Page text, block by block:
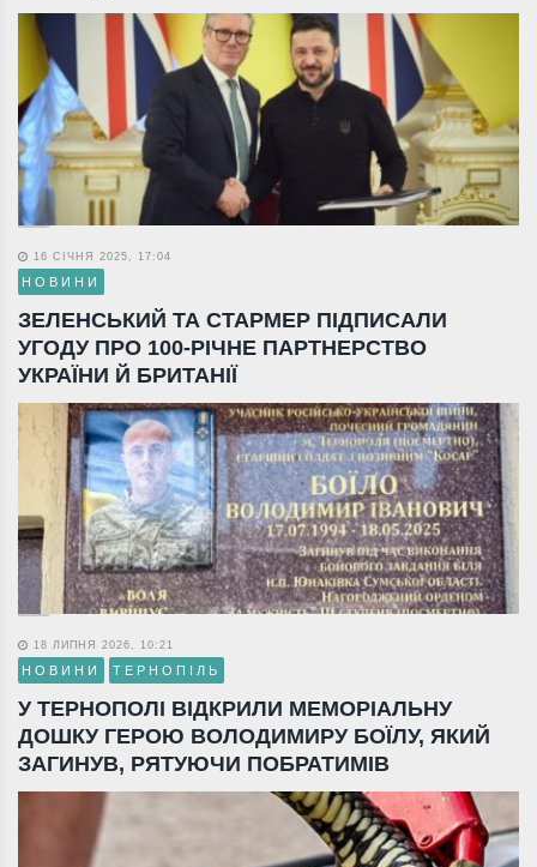
16 СІЧНЯ 2025, 17:04
НОВИНИ
ЗЕЛЕНСЬКИЙ ТА СТАРМЕР ПІДПИСАЛИ
УГОДУ ПРО 100-РІЧНЕ ПАРТНЕРСТВО
УКРАЇНИ Й БРИТАНІЇ
18 ЛИПНЯ 2026, 10:21
НОВИНИ ТЕРНОПІЛЬ
У ТЕРНОПОЛІ ВІДКРИЛИ МЕМОРІАЛЬНУ
ДОШКУ ГЕРОЮ ВОЛОДИМИРУ БОЇЛУ, ЯКИЙ
ЗАГИНУВ, РЯТУЮЧИ ПОБРАТИМІВ